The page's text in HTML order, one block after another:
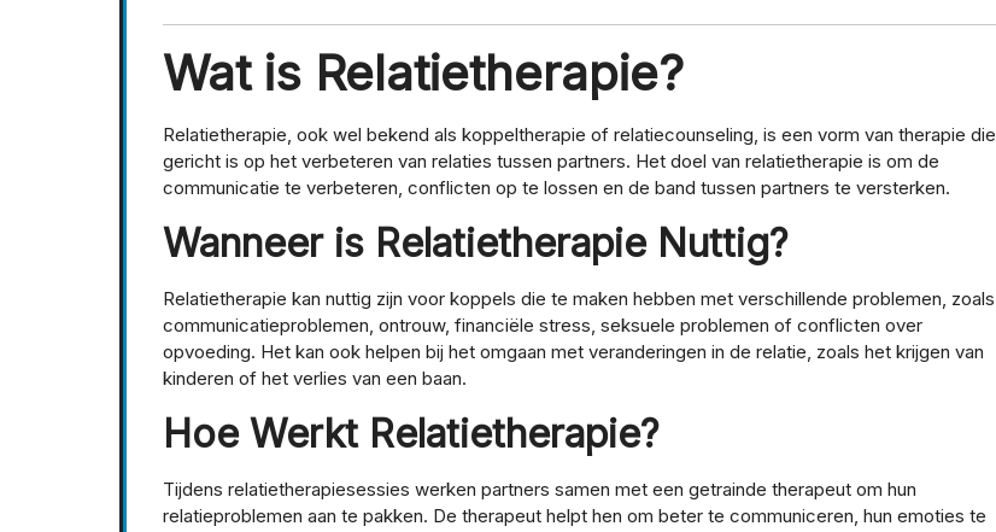
Wat is Relatietherapie?
Relatietherapie, ook wel bekend als koppeltherapie of relatiecounseling, is een vorm van therapie die
gericht is op het verbeteren van relaties tussen partners. Het doel van relatietherapie is om de
communicatie te verbeteren, conflicten op te lossen en de band tussen partners te versterken.
Wanneer is Relatietherapie Nuttig?
Relatietherapie kan nuttig zijn voor koppels die te maken hebben met verschillende problemen, zoals
communicatieproblemen, ontrouw, financiële stress, seksuele problemen of conflicten over
opvoeding. Het kan ook helpen bij het omgaan met veranderingen in de relatie, zoals het krijgen van
kinderen of het verlies van een baan.
Hoe Werkt Relatietherapie?
Tijdens relatietherapiesessies werken partners samen met een getrainde therapeut om hun
relatieproblemen aan te pakken. De therapeut helpt hen om beter te communiceren, hun emoties te